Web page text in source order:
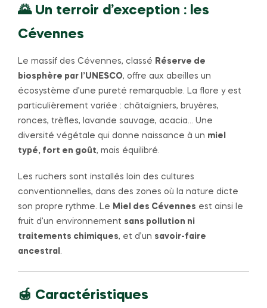
🌄 Un terroir d’exception : les
Cévennes
Le massif des Cévennes, classé Réserve de
biosphère par l’UNESCO, offre aux abeilles un
écosystème d’une pureté remarquable. La flore y est
particulièrement variée : châtaigniers, bruyères,
ronces, trèfles, lavande sauvage, acacia… Une
diversité végétale qui donne naissance à un miel
typé, fort en goût, mais équilibré.
Les ruchers sont installés loin des cultures
conventionnelles, dans des zones où la nature dicte
son propre rythme. Le Miel des Cévennes est ainsi le
fruit d’un environnement sans pollution ni
traitements chimiques, et d’un savoir-faire
ancestral .
🍯 Caractéristiques